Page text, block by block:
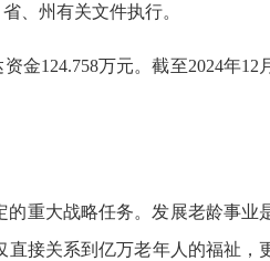
、州有关文件执行。
金124.758万元。截至2024年12
重大战略任务。发展老龄事业
接关系到亿万老年人的福祉，